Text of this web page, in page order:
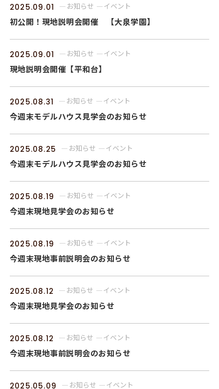
2025.09.01 お知らせ イベント
初公開！現地説明会開催 【大泉学園】
2025.09.01 お知らせ イベント
現地説明会開催【平和台】
2025.08.31 お知らせ イベント
今週末モデルハウス見学会のお知らせ
2025.08.25 お知らせ イベント
今週末モデルハウス見学会のお知らせ
2025.08.19 お知らせ イベント
今週末現地見学会のお知らせ
2025.08.19 お知らせ イベント
今週末現地事前説明会のお知らせ
2025.08.12 お知らせ イベント
今週末現地見学会のお知らせ
2025.08.12 お知らせ イベント
今週末現地事前説明会のお知らせ
2025.05.09 お知らせ イベント